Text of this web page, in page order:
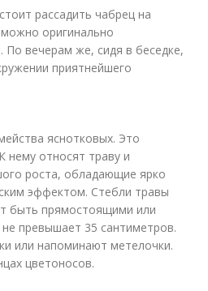
рассадить чабрец на
оригинально
вечерам же, сидя в беседке,
приятнейшего
яснотковых. Это
нему относят траву и
роста, обладающие ярко
эффектом. Стебли травы
быть прямостоящими или
превышает 35 сантиметров.
или напоминают метелочки.
цветоносов.